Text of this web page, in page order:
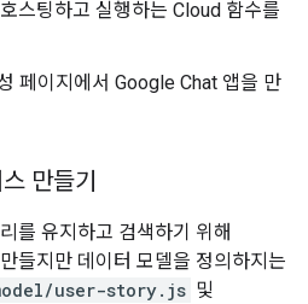
스팅하고 실행하는 Cloud 함수를
페이지에서 Google Chat 앱을 만
만들기
를 유지하고 검색하기 위해
들지만 데이터 모델을 정의하지는
user-story.js 및